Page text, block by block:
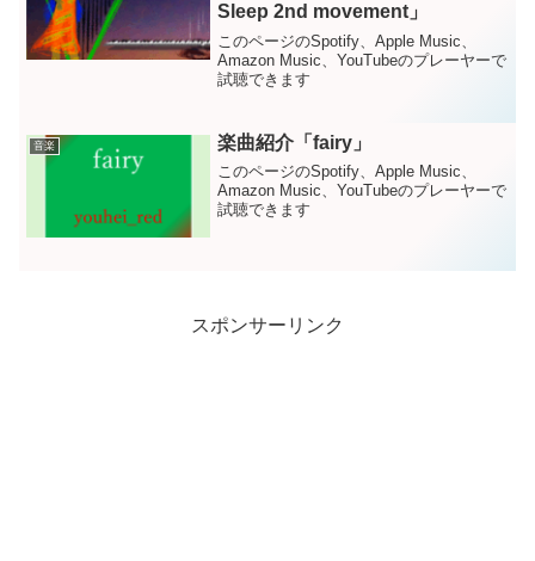
Sleep 2nd movement」
このページのSpotify、Apple Music、
Amazon Music、YouTubeのプレーヤーで
試聴できます
音楽 楽曲紹介「fairy」
このページのSpotify、Apple Music、
Amazon Music、YouTubeのプレーヤーで
試聴できます
スポンサーリンク